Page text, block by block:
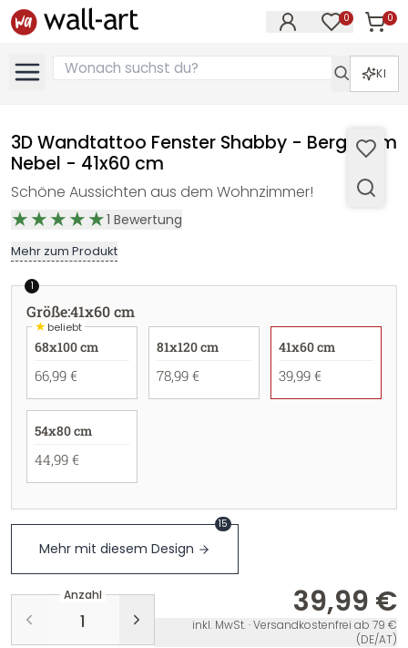
0 0
KI
3D Wandtattoo Fenster Shabby - Bergtal im
Nebel - 41x60 cm
Schöne Aussichten aus dem Wohnzimmer!
1 Bewertung
Mehr zum Produkt
1
Größe:41x60 cm
★beliebt
68x100 cm
66,99 €
81x120 cm
78,99 €
41x60 cm
39,99 €
54x80 cm
44,99 €
Mehr mit diesem Design
15
Anzahl 39,99 €
inkl. MwSt. · Versandkostenfrei ab 79 €
(DE/AT)